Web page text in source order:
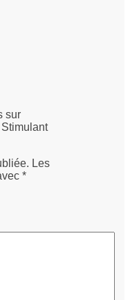
sur
Les
*